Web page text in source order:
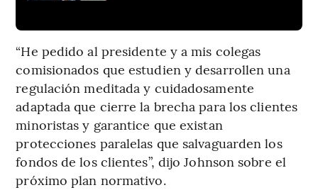
“He pedido al presidente y a mis colegas
comisionados que estudien y desarrollen una
regulación meditada y cuidadosamente
adaptada que cierre la brecha para los clientes
minoristas y garantice que existan
protecciones paralelas que salvaguarden los
fondos de los clientes”, dijo Johnson sobre el
próximo plan normativo.